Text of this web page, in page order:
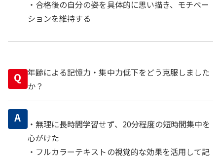
・合格後の自分の姿を具体的に思い描き、モチベー
ションを維持する
Q 年齢による記憶力・集中力低下をどう克服しました
か？
A
・無理に長時間学習せず、20分程度の短時間集中を
心がけた
・フルカラーテキストの視覚的な効果を活用して記